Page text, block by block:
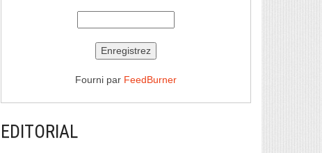
Fourni par FeedBurner
EDITORIAL